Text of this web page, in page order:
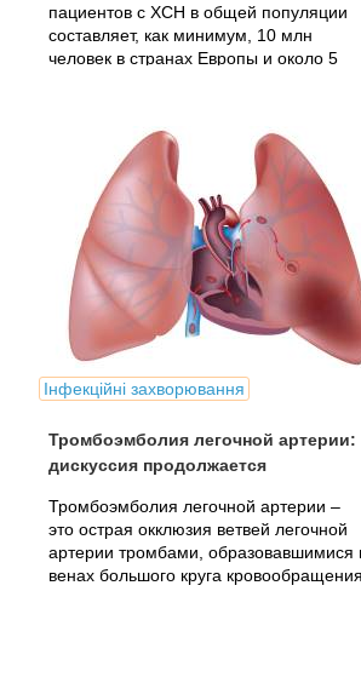
пациентов с ХСН в общей популяции
составляет, как минимум, 10 млн
человек в странах Европы и около 5
Інфекційні захворювання
Тромбоэмболия легочной артерии:
дискуссия продолжается
Тромбоэмболия легочной артерии –
это острая окклюзия ветвей легочной
артерии тромбами, образовавшимися
венах большого круга кровообращения.